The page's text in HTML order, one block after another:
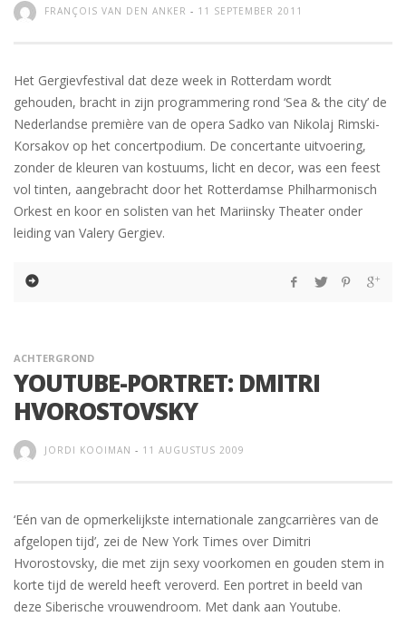
FRANÇOIS VAN DEN ANKER - 11 SEPTEMBER 2011
Het Gergievfestival dat deze week in Rotterdam wordt
gehouden, bracht in zijn programmering rond ‘Sea & the city’ de
Nederlandse première van de opera Sadko van Nikolaj Rimski-
Korsakov op het concertpodium. De concertante uitvoering,
zonder de kleuren van kostuums, licht en decor, was een feest
vol tinten, aangebracht door het Rotterdamse Philharmonisch
Orkest en koor en solisten van het Mariinsky Theater onder
leiding van Valery Gergiev.
ACHTERGROND
YOUTUBE-PORTRET: DMITRI
HVOROSTOVSKY
JORDI KOOIMAN - 11 AUGUSTUS 2009
‘Eén van de opmerkelijkste internationale zangcarrières van de
afgelopen tijd’, zei de New York Times over Dimitri
Hvorostovsky, die met zijn sexy voorkomen en gouden stem in
korte tijd de wereld heeft veroverd. Een portret in beeld van
deze Siberische vrouwendroom. Met dank aan Youtube.